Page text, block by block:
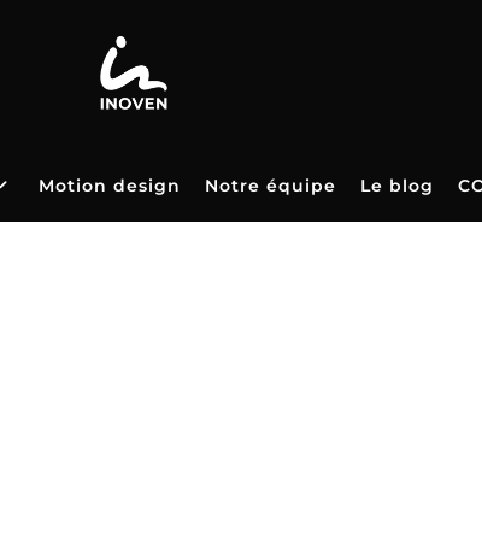
Motion design Notre équipe Le blog